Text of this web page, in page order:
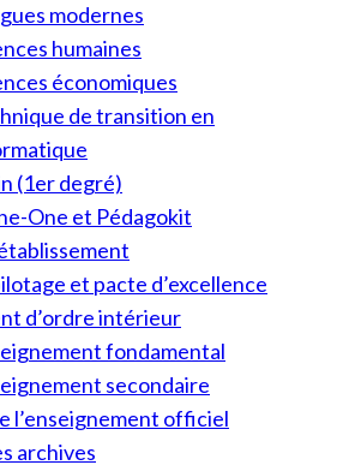
modernes
humaines
économiques
de transition en
(1er degré)
One et Pédagokit
et pacte d’excellence
d’ordre intérieur
fondamental
secondaire
l’enseignement officiel
archives